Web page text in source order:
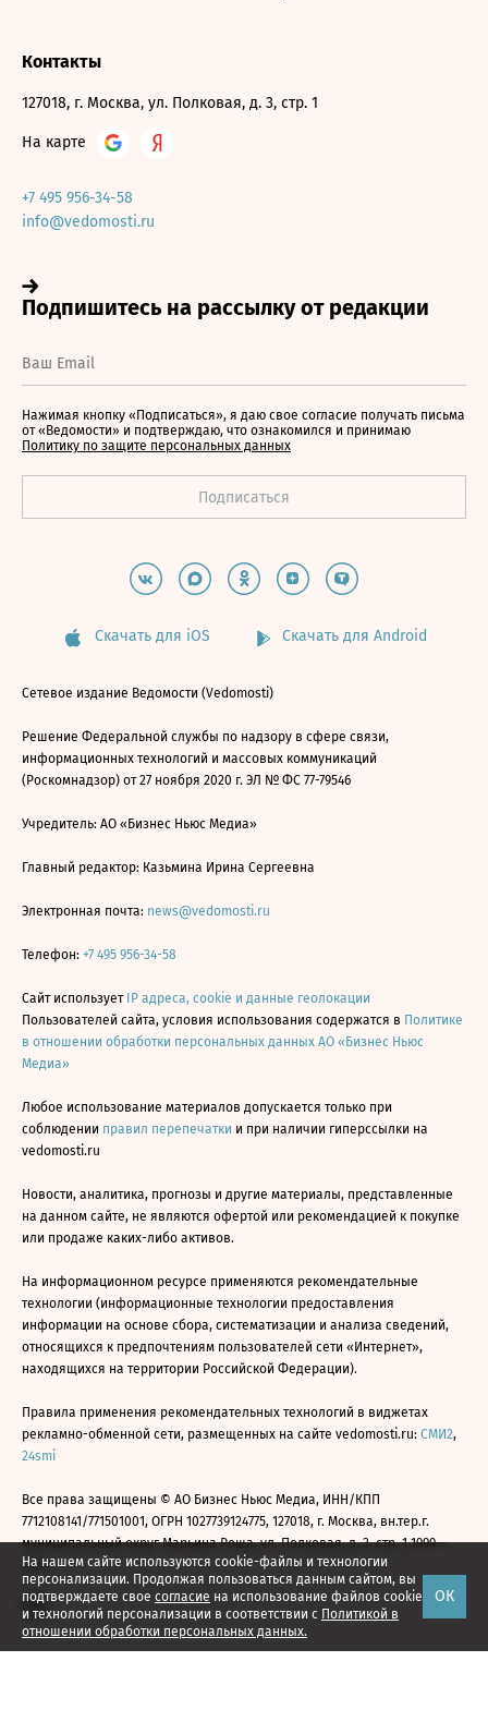
На нашем сайте используются cookie-файлы и технологии
персонализации. Продолжая пользоваться данным сайтом, вы
подтверждаете свое согласие на использование файлов cookie
и технологий персонализации в соответствии с Политикой в
отношении обработки персональных данных.
ОК
Контакты
127018, г. Москва, ул. Полковая, д. 3, стр. 1
На карте
+7 495 956-34-58
info@vedomosti.ru
Нажимая кнопку «Подписаться», я даю свое согласие получать письма
от «Ведомости» и подтверждаю, что ознакомился и принимаю
Политику по защите персональных данных
Скачать для iOS Скачать для Android
Сетевое издание Ведомости (Vedomosti)
Решение Федеральной службы по надзору в сфере связи,
информационных технологий и массовых коммуникаций
(Роскомнадзор) от 27 ноября 2020 г. ЭЛ № ФС 77-79546
Учредитель: АО «Бизнес Ньюс Медиа»
Главный редактор: Казьмина Ирина Сергеевна
Электронная почта: news@vedomosti.ru
Телефон: +7 495 956-34-58
Сайт использует IP адреса, cookie и данные геолокации
Пользователей сайта, условия использования содержатся в Политике
в отношении обработки персональных данных АО «Бизнес Ньюс
Медиа»
Любое использование материалов допускается только при
соблюдении правил перепечатки и при наличии гиперссылки на
vedomosti.ru
Новости, аналитика, прогнозы и другие материалы, представленные
на данном сайте, не являются офертой или рекомендацией к покупке
или продаже каких-либо активов.
На информационном ресурсе применяются рекомендательные
технологии (информационные технологии предоставления
информации на основе сбора, систематизации и анализа сведений,
относящихся к предпочтениям пользователей сети «Интернет»,
находящихся на территории Российской Федерации).
Правила применения рекомендательных технологий в виджетах
рекламно-обменной сети, размещенных на сайте vedomosti.ru: СМИ2,
24smi
Все права защищены © АО Бизнес Ньюс Медиа, ИНН/КПП
7712108141/771501001, ОГРН 1027739124775, 127018, г. Москва, вн.тер.г.
муниципальный округ Марьина Роща, ул. Полковая, д. 3, стр. 1 1999—
2026